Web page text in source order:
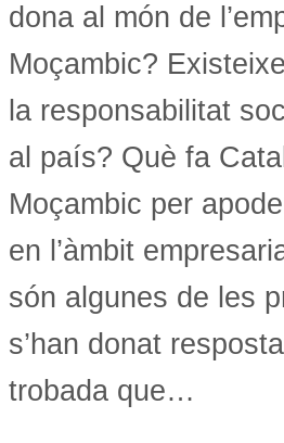
dona al món de
Moçambic?
la responsabilitat
al país? Què fa
Moçambic per
en l’àmbit
són algunes de les
s’han donat
trobada que…